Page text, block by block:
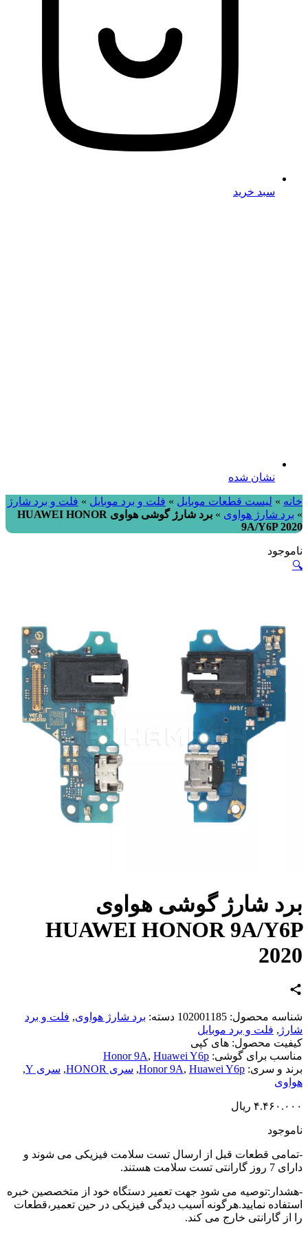
سبد خرید
نشان شده
خانه » لیست قطعات موبایل » فلت و برد موبایل » فلت و برد شارژ
» برد شارژ هواوی »
برد شارژ گوشی هواوی HUAWEI HONOR
9A/Y6P 2020
ناموجود
🔍
برد شارژ گوشی هواوی
HUAWEI HONOR 9A/Y6P
2020
شناسه محصول: 102001185 دسته: برد شارژ هواوی, فلت و برد
شارژ , فلت و برد موبایل
کیفیت محصول: های کپی
مناسب برای گوشی:
Honor 9A, Huawei Y6p
برند و سری:
Honor 9A, Huawei Y6p
, سری HONOR , سری Y
,
هواوی
۴.۴۶۰.۰۰۰ ریال
ناموجود
-تمامی قطعات قبل از ارسال تست سلامت فیزیکی می شوند و
دارای 7 روز گارانتی تست سلامت هستند.
-هشدار:توصیه می شود جهت تعمیر دستگاه خود از متخصصین خبره
استفاده نمایید.هرگونه آسیب دیدگی فیزیکی در حین تعمیر،قطعات
را از گارانتی خارج می کند.